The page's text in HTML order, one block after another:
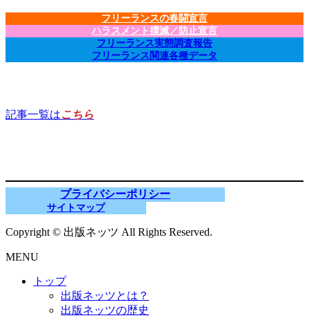
フリーランスの春闘宣言
ハラスメント撲滅／防止宣言
フリーランス実態調査報告
フリーランス関連各種データ
記事一覧はこちら
プライバシーポリシー
サイトマップ
Copyright © 出版ネッツ All Rights Reserved.
MENU
トップ
出版ネッツとは？
出版ネッツの歴史